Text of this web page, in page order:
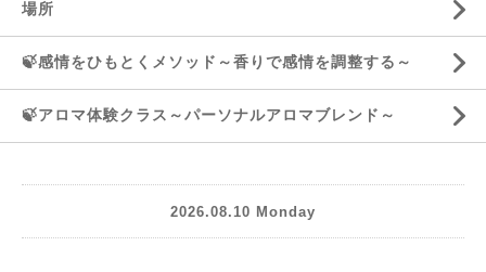
場所
🍃感情をひもとくメソッド～香りで感情を調整する～
🍃アロマ体験クラス～パーソナルアロマブレンド～
2026.08.10 Monday